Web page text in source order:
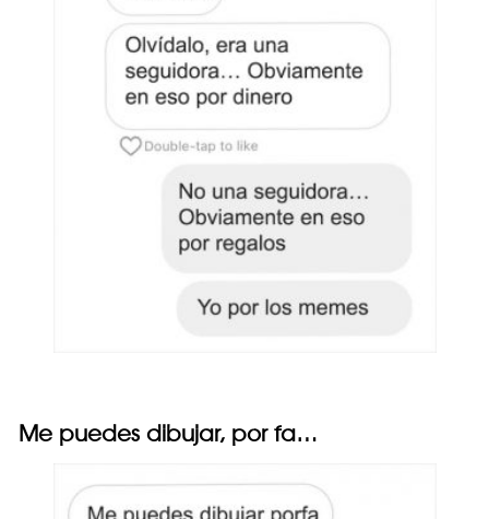
Me puedes dibujar, por fa…